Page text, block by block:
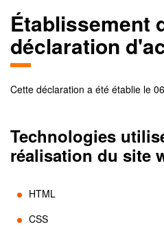
Établissement
déclaration
Cette déclaration a été établie le
Technologies
réalisation du site
HTML
CSS